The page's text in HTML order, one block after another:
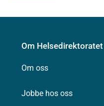
Om Helsedirektoratet
Om oss
Jobbe hos oss